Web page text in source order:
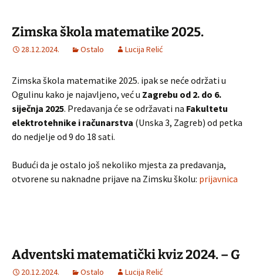
Zimska škola matematike 2025.
28.12.2024. Ostalo Lucija Relić
Zimska škola matematike 2025. ipak se neće održati u
Ogulinu kako je najavljeno, već u Zagrebu od 2. do 6.
siječnja 2025. Predavanja će se održavati na Fakultetu
elektrotehnike i računarstva (Unska 3, Zagreb) od petka
do nedjelje od 9 do 18 sati.
Budući da je ostalo još nekoliko mjesta za predavanja,
otvorene su naknadne prijave na Zimsku školu: prijavnica
Adventski matematički kviz 2024. – G
20.12.2024. Ostalo Lucija Relić